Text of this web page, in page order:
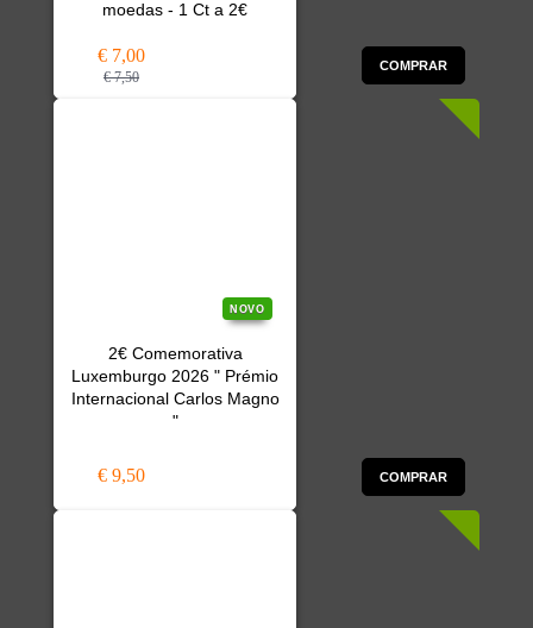
moedas - 1 Ct a 2€
€ 7,00
€ 7,50
COMPRAR
NOVO
2€ Comemorativa
Luxemburgo 2026 " Prémio
Internacional Carlos Magno
"
€ 9,50 COMPRAR